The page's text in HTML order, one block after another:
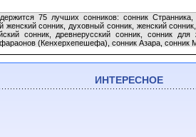
75 лучших сонников: сонник
женский сонник, духовный сонник, женский
сонник, древнерусский сонник, сонник
(Кенхерхепешефа), сонник Азара,
ИНТЕРЕСНОЕ